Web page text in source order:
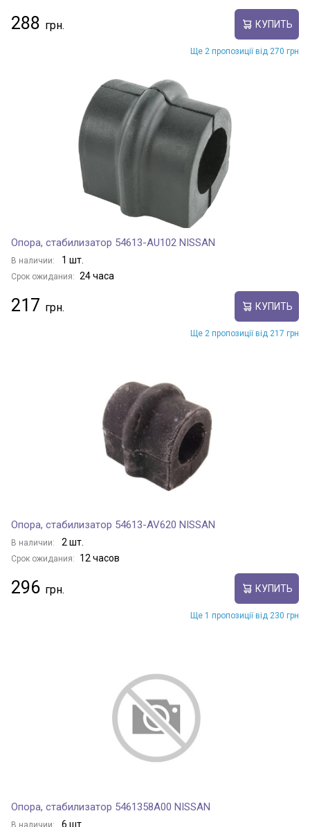
288 КУПИТЬ
Ще 2 пропозиції від 270 грн
Опора, стабилизатор 54613-AU102 NISSAN
В наличии: 1 шт.
Срок ожидания: 24 часа
217 КУПИТЬ
Ще 2 пропозиції від 217 грн
Опора, стабилизатор 54613-AV620 NISSAN
В наличии: 2 шт.
Срок ожидания: 12 часов
296 КУПИТЬ
Ще 1 пропозиції від 230 грн
Опора, стабилизатор 5461358A00 NISSAN
В наличии: 6 шт.